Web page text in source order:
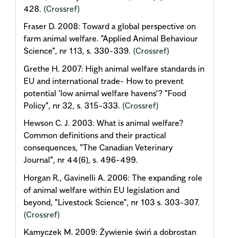
428. (Crossref)
Fraser D. 2008: Toward a global perspective on
farm animal welfare. "Applied Animal Behaviour
Science", nr 113, s. 330-339. (Crossref)
Grethe H. 2007: High animal welfare standards in
EU and international trade- How to prevent
potential 'low animal welfare havens'? "Food
Policy", nr 32, s. 315-333. (Crossref)
Hewson C. J. 2003: What is animal welfare?
Common definitions and their practical
consequences, "The Canadian Veterinary
Journal", nr 44(6), s. 496-499.
Horgan R., Gavinelli A. 2006: The expanding role
of animal welfare within EU legislation and
beyond, "Livestock Science", nr 103 s. 303-307.
(Crossref)
Kamyczek M. 2009: Żywienie świń a dobrostan